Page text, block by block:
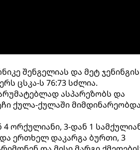
შენგელიას და მეტ ჯენინგის
ცსკა-ს 76:73 სძლია.
ასპარეზობს და
ქულა-ქულაში
ორქულიანი, 3-დან 1
ერთხელ დაკარგა ბურთი, 3